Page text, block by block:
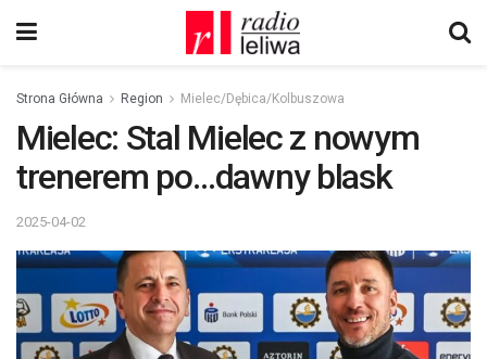
Strona Główna Region Mielec/Dębica/Kolbuszowa
Mielec: Stal Mielec z nowym
trenerem po…dawny blask
2025-04-02